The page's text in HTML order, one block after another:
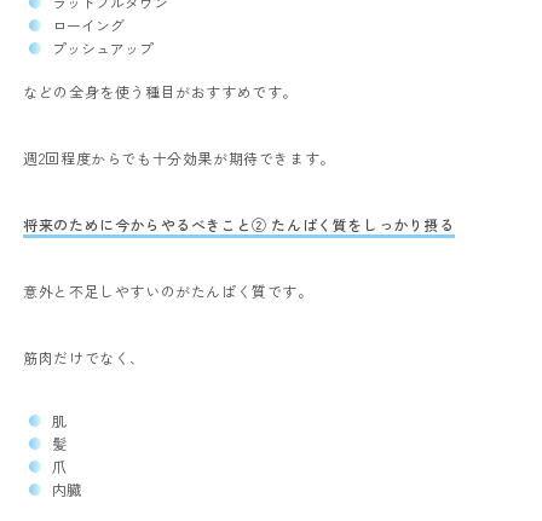
ローイング
プッシュアップ
などの全身を使う種目がおすすめです。
週2回程度からでも十分効果が期待できます。
将来のために今からやるべきこと② たんぱく質をしっかり摂る
意外と不足しやすいのがたんぱく質です。
筋肉だけでなく、
肌
髪
爪
内臓